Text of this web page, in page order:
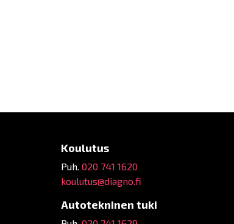
Koulutus
Puh. 020 741 1620
koulutus@diagno.fi
Autotekninen tuki